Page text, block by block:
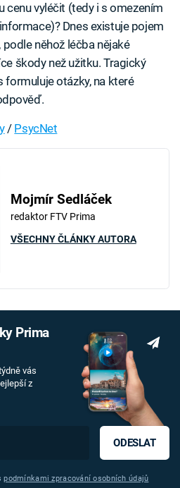
cenu vyléčit (tedy i s omezením
Dnes existuje pojem
něhož léčba nějaké
škody než užitku. Tragický
formuluje otázky, na které
/ PsycNet
Mojmír Sedláček
redaktor FTV Prima
VŠECHNY ČLÁNKY AUTORA
Prima
vás
z
ODESLAT
podmínkami zpracování osobních údajů